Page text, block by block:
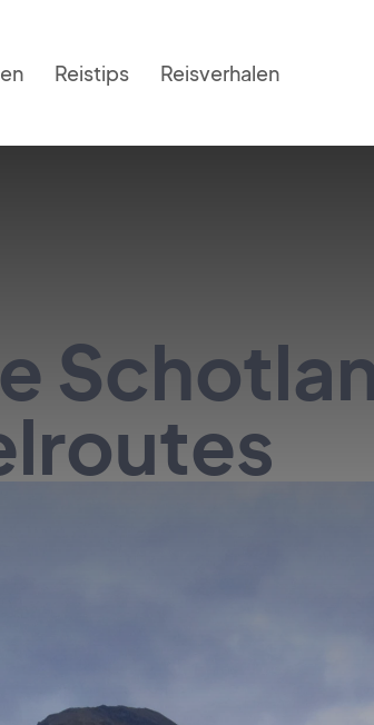
Reistips Reisverhalen